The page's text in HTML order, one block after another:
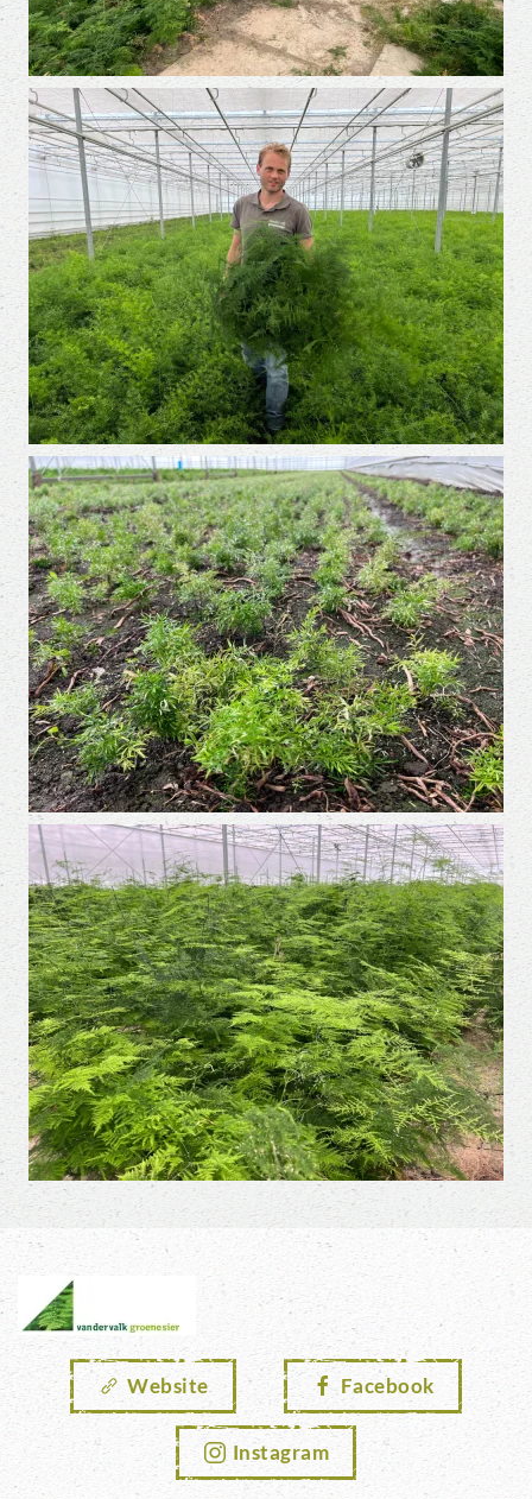
Website Facebook
Instagram